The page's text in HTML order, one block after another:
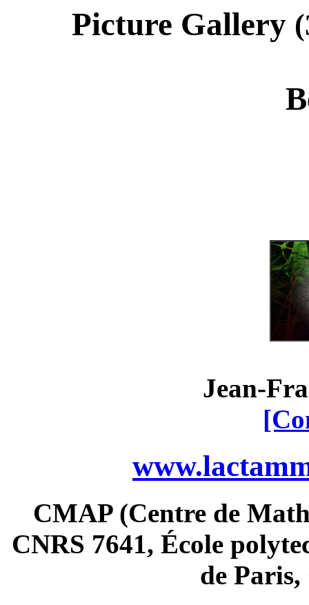
Picture Gallery
Jean-
CMAP (Centre de
CNRS 7641, École
de